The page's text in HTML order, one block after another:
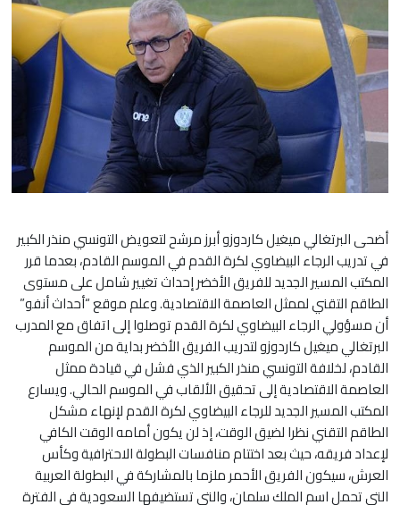
أضحى البرتغالي ميغيل كاردوزو أبرز مرشح لتعويض التونسي منذر الكبير
في تدريب الرجاء البيضاوي لكرة القدم في الموسم القادم، بعدما قرر
المكتب المسير الجديد للفريق الأخضر إحداث تغيير شامل على مستوى
الطاقم التقني لممثل العاصمة الاقتصادية. وعلم موقع “أحداث أنفو”
أن مسؤولي الرجاء البيضاوي لكرة القدم توصلوا إلى اتفاق مع المدرب
البرتغالي ميغيل كاردوزو لتدريب الفريق الأخضر بداية من الموسم
القادم، لخلافة التونسي منذر الكبير الذي فشل في قيادة ممثل
العاصمة الاقتصادية إلى تحقيق الألقاب في الموسم الحالي. ويسارع
المكتب المسير الجديد للرجاء البيضاوي لكرة القدم لإنهاء مشكل
الطاقم التقني نظرا لضيق الوقت، إذ لن يكون أمامه الوقت الكافي
لإعداد فريقه، حيث بعد اختتام منافسات البطولة الاحترافية وكأس
العرش، سيكون الفريق الأحمر ملزما بالمشاركة في البطولة العربية
التي تحمل اسم الملك سلمان، والتي تستضيفها السعودية في الفترة